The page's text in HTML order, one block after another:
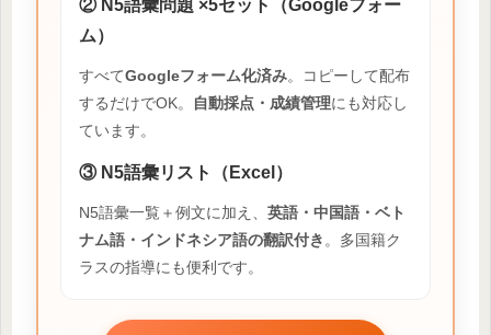
② N5語彙問題 ×5セット（Googleフォー
ム）
すべてGoogleフォーム化済み。コピーして配布
するだけでOK。
自動採点・成績管理にも対応し
ています。
③ N5語彙リスト（Excel）
N5語彙一覧＋例文に加え、 英語・中国語・ベト
ナム語・インドネシア語の翻訳付き 。多国籍ク
ラスの指導にも便利です。